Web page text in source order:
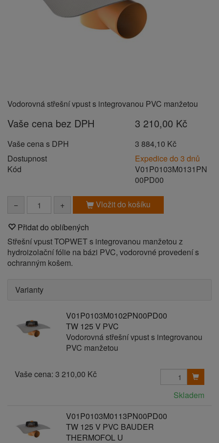
Vodorovná střešní vpust s integrovanou PVC manžetou
Vaše cena bez DPH 3 210,00 Kč
Vaše cena s DPH
3 884,10 Kč
Dostupnost
Expedice do 3 dnů
Kód
V01P0103M0131PN
00PD00
− + Vložit do košíku
Přidat do oblíbených
Střešní vpust TOPWET s integrovanou manžetou z
hydroizolační fólie na bázi PVC, vodorovné provedení s
ochranným košem.
Varianty
V01P0103M0102PN00PD00
TW 125 V PVC
Vodorovná střešní vpust s integrovanou
PVC manžetou
Vaše cena: 3 210,00 Kč
Skladem
V01P0103M0113PN00PD00
TW 125 V PVC BAUDER
THERMOFOL U